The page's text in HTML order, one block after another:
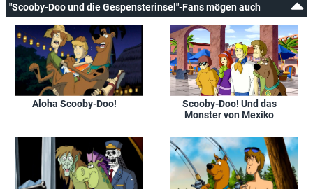
"Scooby-Doo und die Gespensterinsel"-Fans mögen auch
Aloha Scooby-Doo!
Scooby-Doo! Und das
Monster von Mexiko